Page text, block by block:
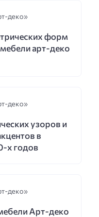
деко»
форм
арт-деко
деко»
узоров и
в
х годов
деко»
Арт-деко